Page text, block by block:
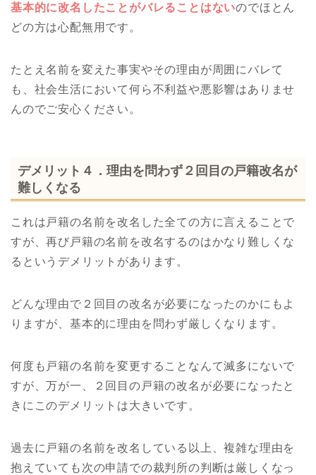
基本的に改名したことがバレることはないのでほとん
どの方は心配無用です。
たとえ名前を変えた事実やその理由が周囲にバレて
も、社会生活において何ら不利益や悪影響はありませ
んのでご安心ください。
デメリット４．理由を問わず２回目の戸籍改名が
難しくなる
これは戸籍の名前を改名した全ての方に言えることで
すが、再び戸籍の名前を改名するのはかなり難しくな
るというデメリットがあります。
どんな理由で２回目の改名が必要になったのかにもよ
りますが、基本的に理由を問わず厳しくなります。
何度も戸籍の名前を変更することなんて滅多にないで
すが、万が一、２回目の戸籍の改名が必要になったと
きにこのデメリットは大きいです。
過去に戸籍の名前を改名している以上、複雑な理由を
抱えていても次の申請での裁判所の判断は厳しくなっ